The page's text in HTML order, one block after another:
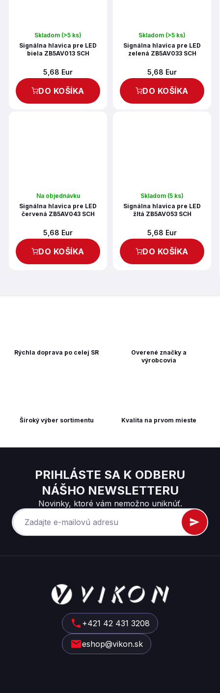
Skladom (>5 ks)
Signálna hlavica pre LED
biela ZB5AV013 SCH
5,68 Eur
DO KOŠÍKA
Skladom (>5 ks)
Signálna hlavica pre LED
zelená ZB5AV033 SCH
5,68 Eur
DO KOŠÍKA
Na objednávku
Signálna hlavica pre LED
červená ZB5AV043 SCH
5,68 Eur
DO KOŠÍKA
Skladom (5 ks)
Signálna hlavica pre LED
žltá ZB5AV053 SCH
5,68 Eur
DO KOŠÍKA
Kvalita na prvom mieste
Overené značky a
výrobcovia
Rýchla doprava po celej SR
Široký výber sortimentu
PRIHLÁSTE SA K ODBERU
NÁŠHO NEWSLETTERU
Novinky, ktoré vám nemožno uniknúť.
+421 42 431 3208
eshop@vikon.sk